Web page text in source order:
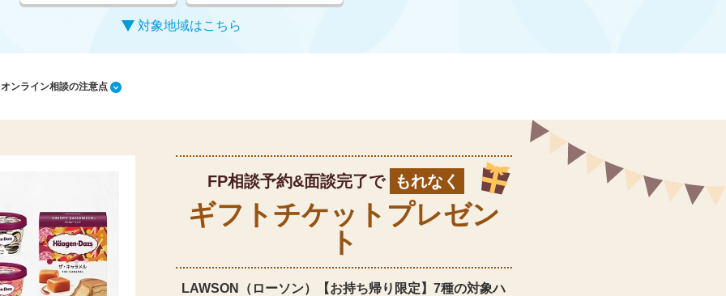
対象地域はこちら
ンライン相談の注意点
FP相談予約&面談完了で もれなく
ギフトチケット プレゼン
ト
LAWSON（ローソン）【お持ち帰り限定】 7種の対象ハ